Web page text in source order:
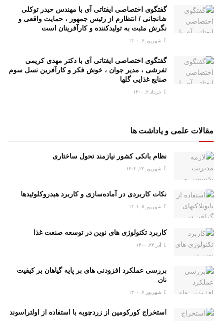
گفتگوی اختصاصی ایفتاتی آی با مهندس حیدر توکلی
شانجانی / انتظارم از رئیس جمهور ، حمایت واقعی و
نگرش مثبت به تولیدکننده و کارآفرینان است
شهریور ۶, ۱۴۰۰
گفتگوی اختصاصی ایفتاتی آی با دکتر مهدی کریمی
تفرشی ، مدیر جوان ، خوش فکر و کارآفرین نسل سوم
صنایع غذایی گلها
خرداد ۲, ۱۴۰۰
مقالات علمی و یاداشت ها
نظام بانکی کشور نیازمند تحول ساختاری
شهریور ۲۲, ۱۴۰۲
نکات کاربردی در آماده‌سازی و کاربرد هیدروکلوئیدها
شهریور ۵, ۱۴۰۱
کاربرد تکنولوژی های نوین در توسعه صنعت غذا
آذر ۲۳, ۱۴۰۰
بررسی عملکرد افزودنی های بر پایه گیاهان بر کیفیت
نان
شهریور ۷, ۱۴۰۰
استخراج کورکومین از زردچوبه با استفاده از اولتراسوند